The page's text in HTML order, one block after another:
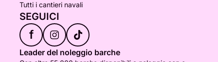
Tutti i cantieri navali
SEGUICI
f
Leader del noleggio barche